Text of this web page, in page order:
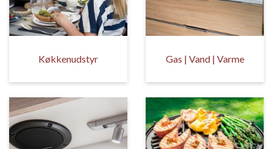
Køkkenudstyr Gas | Vand | Varme